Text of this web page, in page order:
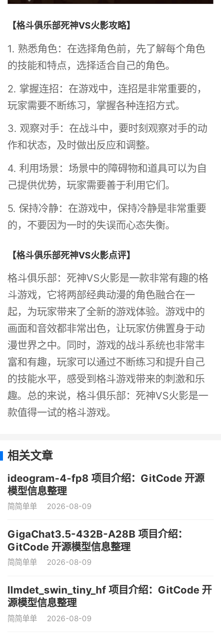
【格斗俱乐部死神VS火影攻略】
1. 熟悉角色：在选择角色前，先了解每个角色
的技能和特点，选择适合自己的角色。
2. 掌握连招：在游戏中，连招是非常重要的，
玩家需要不断练习，掌握各种连招方式。
3. 观察对手：在战斗中，要时刻观察对手的动
作和状态，及时做出反应和调整。
4. 利用场景：场景中的障碍物和道具可以为自
己提供优势，玩家需要善于利用它们。
5. 保持冷静：在游戏中，保持冷静是非常重要
的，不要因为一时的失误而心态失衡。
【格斗俱乐部死神VS火影点评】
格斗俱乐部：死神VS火影是一款非常有趣的格
斗游戏，它将两部经典动漫的角色融合在一
起，为玩家带来了全新的游戏体验。游戏中的
画面和音效都非常出色，让玩家仿佛置身于动
漫世界之中。同时，游戏的战斗系统也非常丰
富和有趣，玩家可以通过不断练习和提升自己
的技能水平，感受到格斗游戏带来的刺激和乐
趣。总的来说，格斗俱乐部：死神VS火影是一
款值得一试的格斗游戏。
相关文章
ideogram-4-fp8 项目介绍：GitCode 开源
模型信息整理
简简单单 2026-08-09
GigaChat3.5-432B-A28B 项目介绍：
GitCode 开源模型信息整理
简简单单 2026-08-09
llmdet_swin_tiny_hf 项目介绍：GitCode 开
源模型信息整理
简简单单 2026-08-09